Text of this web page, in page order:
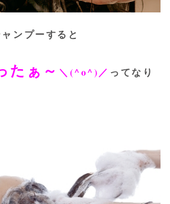
ンプーすると
たぁ～ ＼(^o^)／ ってなり